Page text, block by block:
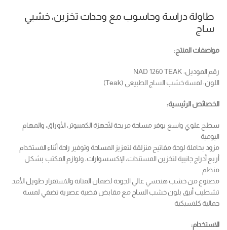
طاولة دراسة وحاسوب مع وحدات تخزين، خشبي
ساج
مواصفات المنتج:
رقم الموديل: NAD 1260 TEAK
اللون: لمسة خشب الساج الطبيعي (Teak)
الخصائص الرئيسية:
سطح علوي واسع يوفر مساحة مريحة لأجهزة الكمبيوتر، الأوراق، والمهام
اليومية
مزود بحاملة لوحة مفاتيح منزلقة لتعزيز المساحة وتوفير راحة أثناء الاستخدام
أربع أدراج جانبية لتخزين المستندات، الإكسسوارات، ولوازم المكتب بشكل
منظم
مصنوع من خشب هندسي عالي الجودة لضمان المتانة والاستقرار طويل الأمد
تشطيب أنيق بلون خشب الساج مع مقابض فضية عصرية تضفي لمسة
جمالية كلاسيكية
الاستخدام: